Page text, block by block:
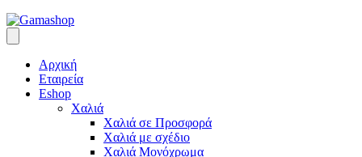
Αρχική
Εταιρεία
Eshop
Χαλιά
Χαλιά σε Προσφορά
Χαλιά με σχέδιο
Χαλιά Μονόχρωμα